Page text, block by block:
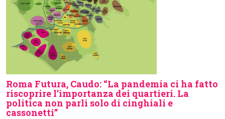
Roma Futura, Caudo: “La pandemia ci ha fatto
riscoprire l’importanza dei quartieri. La
politica non parli solo di cinghiali e
cassonetti”